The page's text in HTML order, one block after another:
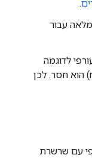
.
עבור
לדוגמה
שמוצגת למעלה, האישור הבסיסי (root) הוא חסר. לכן
עם שרשרת